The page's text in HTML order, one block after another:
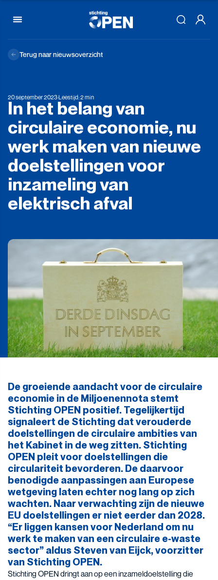
Terug naar nieuwsoverzicht
20 september 2023·Leestijd: 2 min
In het belangvan
circulaire economie, nu
werk makenvan nieuwe
doelstellingenvoor
inzamelingvan
elektrisch afval
De groeiende aandacht voor de circulaire
economie in de Miljoenennota stemt
Stichting OPEN positief. Tegelijkertijd
signaleert de Stichting dat verouderde
doelstellingen de circulaire ambities van
het Kabinet in de weg zitten. Stichting
OPEN pleit voor doelstellingen die
circulariteit bevorderen. De daarvoor
benodigde aanpassingen aan Europese
wetgeving laten echter nog lang op zich
wachten. Naar verwachting zijn de nieuwe
EU doelstellingen er niet eerder dan 2028.
“Er liggen kansen voor Nederland om nu
werk te maken van een circulaire e-waste
sector” aldus Steven van Eijck, voorzitter
van Stichting OPEN.
Stichting OPEN dringt aan op een inzameldoelstelling die